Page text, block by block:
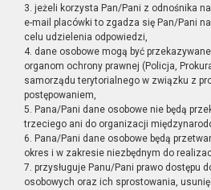
3. jeżeli korzysta Pan/Pani z odnośnika
e-mail placówki to zgadza się Pan/Pani
celu udzielenia odpowiedzi,
4. dane osobowe mogą być
organom ochrony prawnej (Policja,
samorządu terytorialnego w związku z
postępowaniem,
5. Pana/Pani dane osobowe nie będą
trzeciego ani do organizacji
6. Pana/Pani dane osobowe będą
okres i w zakresie niezbędnym do
7. przysługuje Panu/Pani prawo dostępu
osobowych oraz ich sprostowania,